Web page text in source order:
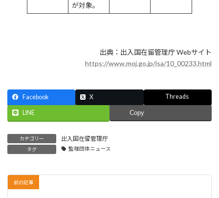
が対象。
出典：出入国在留管理庁 Webサイト
https://www.moj.go.jp/isa/10_00233.html
Facebook X Threads
LINE Copy
カテゴリー 出入国在留管理庁
タグ 監理団体ニュース
前の記事